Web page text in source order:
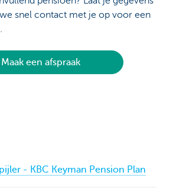
snel contact met je op voor een
Maak een afspraak
- KBC Keyman Pension Plan